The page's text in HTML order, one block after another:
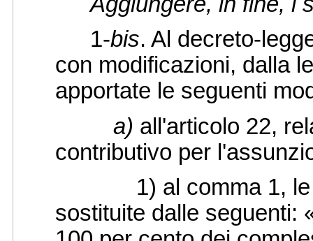
1-bis. Al decreto-
con modificazioni, dalla
apportate le seguenti
a) all'articolo 22,
contributivo per
1) al comma 1, le
sostituite dalle seguenti: